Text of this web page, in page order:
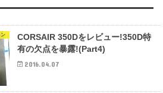
ン
CORSAIR 350Dをレビュー!350D特
有の欠点を暴露!(Part4)
2016.04.07